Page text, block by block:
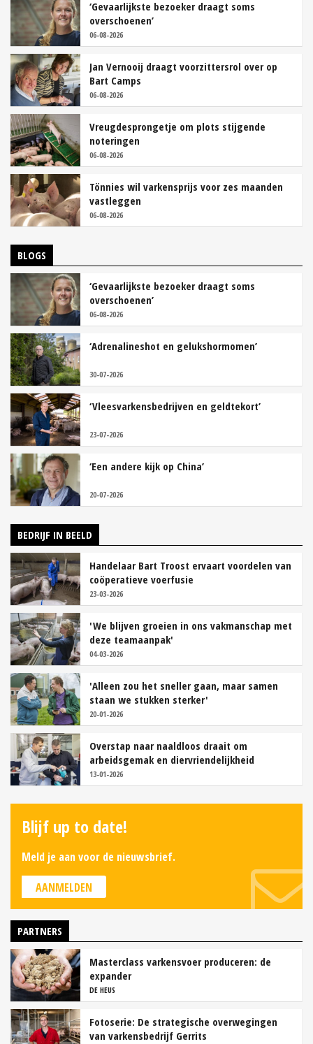
‘Gevaarlijkste bezoeker draagt soms
overschoenen’
06-08-2026
Jan Vernooij draagt voorzittersrol over op
Bart Camps
06-08-2026
Vreugdesprongetje om plots stijgende
noteringen
06-08-2026
Tönnies wil varkensprijs voor zes maanden
vastleggen
06-08-2026
BLOGS
‘Gevaarlijkste bezoeker draagt soms
overschoenen’
06-08-2026
‘Adrenalineshot en gelukshormomen’
30-07-2026
‘Vleesvarkensbedrijven en geldtekort’
23-07-2026
‘Een andere kijk op China’
20-07-2026
BEDRIJF IN BEELD
Handelaar Bart Troost ervaart voordelen van
coöperatieve voerfusie
23-03-2026
'We blijven groeien in ons vakmanschap met
deze teamaanpak'
04-03-2026
'Alleen zou het sneller gaan, maar samen
staan we stukken sterker'
20-01-2026
Overstap naar naaldloos draait om
arbeidsgemak en diervriendelijkheid
13-01-2026
Blijf up to date!
Meld je aan voor de nieuwsbrief.
AANMELDEN
PARTNERS
Masterclass varkensvoer produceren: de
expander
DE HEUS
Fotoserie: De strategische overwegingen
van varkensbedrijf Gerrits